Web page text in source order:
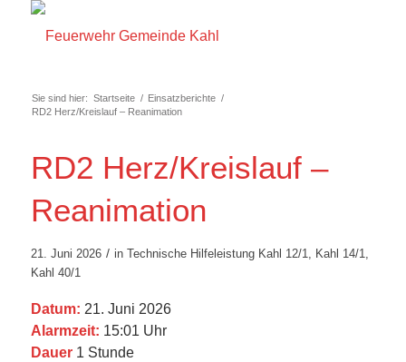
Sie sind hier: Startseite / Einsatzberichte /
RD2 Herz/Kreislauf – Reanimation
RD2 Herz/Kreislauf –
Reanimation
21. Juni 2026 / in Technische Hilfeleistung Kahl 12/1, Kahl 14/1,
Kahl 40/1
Datum: 21. Juni 2026
Alarmzeit: 15:01 Uhr
Dauer1 Stunde